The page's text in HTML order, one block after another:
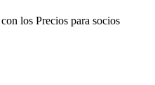
los Precios para socios